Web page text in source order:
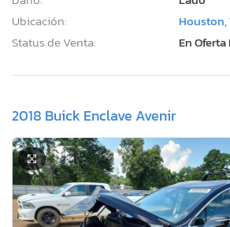
Ubicación:
Houston,
Status de Venta:
En
2018 Buick Enclave Avenir